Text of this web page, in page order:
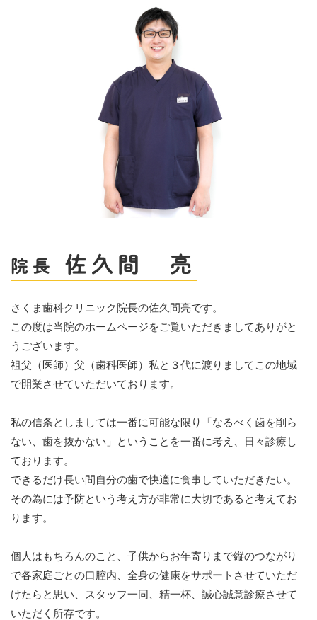
院長 佐久間 亮
さくま歯科クリニック院長の佐久間亮です。
この度は当院のホームページをご覧いただきましてありがと
うございます。
祖父（医師）父（歯科医師）私と３代に渡りましてこの地域
で開業させていただいております。
私の信条としましては一番に可能な限り「なるべく歯を削ら
ない、歯を抜かない」ということを一番に考え、日々診療し
ております。
できるだけ長い間自分の歯で快適に食事していただきたい。
その為には予防という考え方が非常に大切であると考えてお
ります。
個人はもちろんのこと、子供からお年寄りまで縦のつながり
で各家庭ごとの口腔内、全身の健康をサポートさせていただ
けたらと思い、スタッフ一同、精一杯、誠心誠意診療させて
いただく所存です。